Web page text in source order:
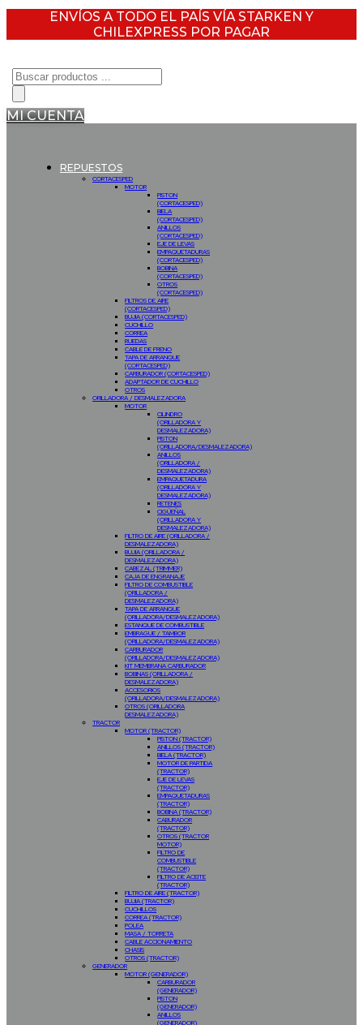
ENVÍOS A TODO EL PAÍS VÍA STARKEN Y
CHILEXPRESS POR PAGAR
Búsqueda
de
productos
MI CUENTA
REPUESTOS
CORTACESPED
MOTOR
PISTON
(CORTACESPED)
BIELA
(CORTACESPED)
ANILLOS
(CORTACESPED)
EJE DE LEVAS
EMPAQUETADURAS
(CORTACESPED)
BOBINA
(CORTACESPED)
OTROS
(CORTACESPED)
FILTROS DE AIRE
(CORTACESPED)
BUJIA (CORTACESPED)
CUCHILLO
CORREA
RUEDAS
CABLE DE FRENO
TAPA DE ARRANQUE
(CORTACESPED)
CARBURADOR (CORTACESPED)
ADAPTADOR DE CUCHILLO
OTROS
ORILLADORA / DESMALEZADORA
MOTOR
CILINDRO
(ORILLADORA Y
DESMALEZADORA)
PISTON
(ORILLADORA/DESMALEZADORA)
ANILLOS
(ORILLADORA /
DESMALEZADORA)
EMPAQUETADURA
(ORILLADORA Y
DESMALEZADORA)
RETENES
CIGÜEÑAL
(ORILLADORA Y
DESMALEZADORA)
FILTRO DE AIRE (ORILLADORA /
DESMALEZADORA)
BUJIA (ORILLADORA /
DESMALEZADORA)
CABEZAL (TRIMMER)
CAJA DE ENGRANAJE
FILTRO DE COMBUSTIBLE
(ORILLADORA /
DESMALEZADORA)
TAPA DE ARRANQUE
(ORILLADORA/DESMALEZADORA)
ESTANQUE DE COMBUSTIBLE
EMBRAGUE / TAMBOR
(ORILLADORA/DESMALEZADORA)
CARBURADOR
(ORILLADORA/DESMALEZADORA)
KIT MEMBRANA CARBURADOR
BOBINAS (ORILLADORA /
DESMALEZADORA)
ACCESORIOS
(ORILLADORA/DESMALEZADORA)
OTROS (ORILLADORA
DESMALEZADORA)
TRACTOR
MOTOR (TRACTOR)
PISTON (TRACTOR)
ANILLOS (TRACTOR)
BIELA (TRACTOR)
MOTOR DE PARTIDA
(TRACTOR)
EJE DE LEVAS
(TRACTOR)
EMPAQUETADURAS
(TRACTOR)
BOBINA (TRACTOR)
CABURADOR
(TRACTOR)
OTROS (TRACTOR
MOTOR)
FILTRO DE
COMBUSTIBLE
(TRACTOR)
FILTRO DE ACEITE
(TRACTOR)
FILTRO DE AIRE (TRACTOR)
BUJIA (TRACTOR)
CUCHILLOS
CORREA (TRACTOR)
POLEA
MASA / TORRETA
CABLE ACCIONAMIENTO
CHASIS
OTROS (TRACTOR)
GENERADOR
MOTOR (GENERADOR)
CARBURADOR
(GENERADOR)
PISTON
(GENERADOR)
ANILLOS
(GENERADOR)